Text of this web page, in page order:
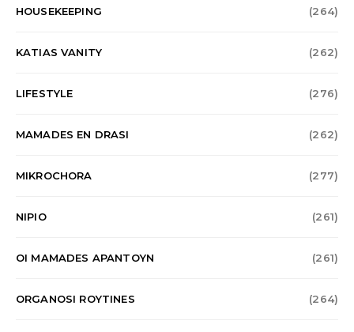
HOUSEKEEPING (264)
KATIAS VANITY (262)
LIFESTYLE (276)
MAMADES EN DRASI (262)
MIKROCHORA (277)
NIPIO (261)
OI MAMADES APANTOYN (261)
ORGANOSI ROYTINES (264)